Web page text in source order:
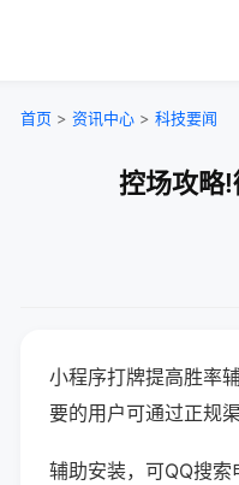
首页 > 资讯中心 > 科技要闻
控场攻略
小程序打牌提高胜率
要的用户可通过正规
辅助安装，可QQ搜